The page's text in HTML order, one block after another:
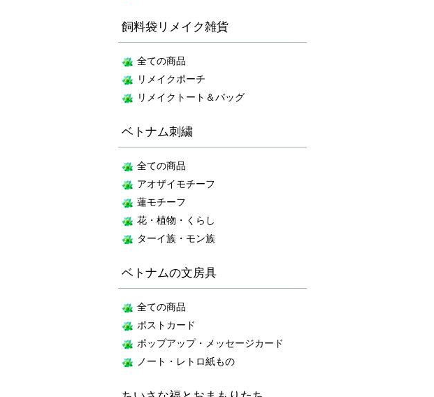
飼料袋リメイク雑貨
全ての商品
リメイクポーチ
リメイクトート＆バッグ
ベトナム刺繍
全ての商品
アオザイモチーフ
蓮モチーフ
花・植物・くらし
ターイ族・モン族
ベトナムの文房具
全ての商品
ポストカード
ポップアップ・メッセージカード
ノート・レトロ紙もの